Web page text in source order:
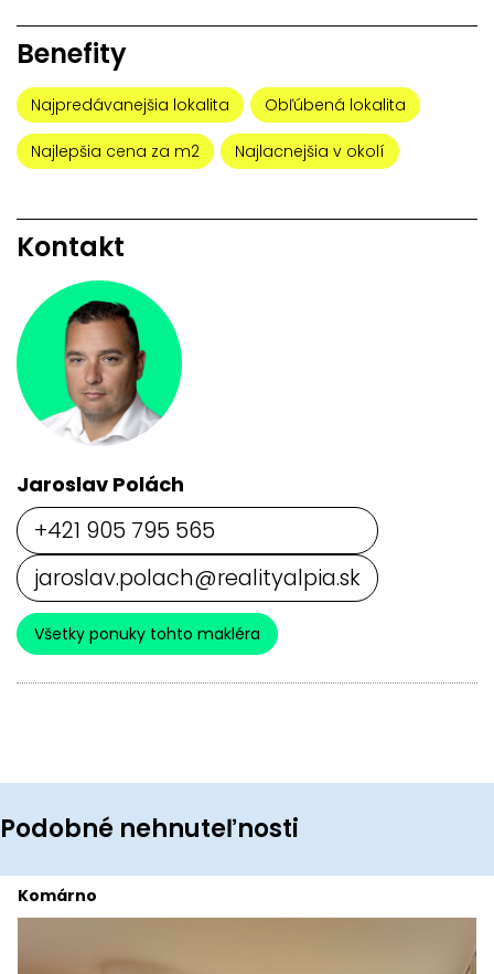
Benefity
Najpredávanejšia lokalita Obľúbená lokalita
Najlepšia cena za m2 Najlacnejšia v okolí
Kontakt
Jaroslav Polách
+421 905 795 565
jaroslav.polach@realityalpia.sk
Všetky ponuky tohto makléra
Podobné nehnuteľnosti
Komárno